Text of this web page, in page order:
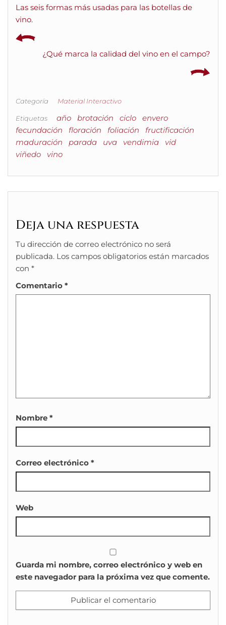
Las seis formas más usadas para las botellas de
vino.
¿Qué marca la calidad del vino en el campo?
Categoría Material Interactivo
Etiquetas año brotación ciclo
envero
fecundación
floración foliación
fructificación
maduración
parada uva vendimia
vid
viñedo
vino
Deja una respuesta
Tu dirección de correo electrónico no será
publicada. Los campos obligatorios están marcados
con *
Comentario *
Nombre *
Correo electrónico *
Web
Guarda mi nombre, correo electrónico y web en
este navegador para la próxima vez que comente.